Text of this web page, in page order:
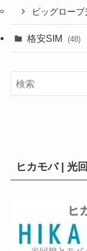
ビッグローブ
格安SIM (48)
ヒカモバ | 光